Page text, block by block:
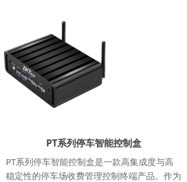
PT系列停车智能控制盒
PT系列停车智能控制盒是一款高集成度与高
稳定性的停车场收费管理控制终端产品。作为